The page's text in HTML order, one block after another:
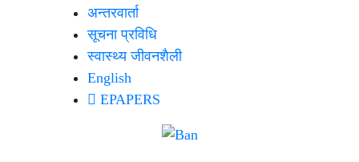
अन्तरवार्ता
सूचना प्रविधि
स्वास्थ्य जीवनशैली
English
EPAPERS